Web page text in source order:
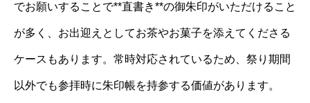
でお願いすることで**直書き**の御朱印がいただけること
が多く、お出迎えとしてお茶やお菓子を添えてくださる
ケースもあります。常時対応されているため、祭り期間
以外でも参拝時に朱印帳を持参する価値があります。